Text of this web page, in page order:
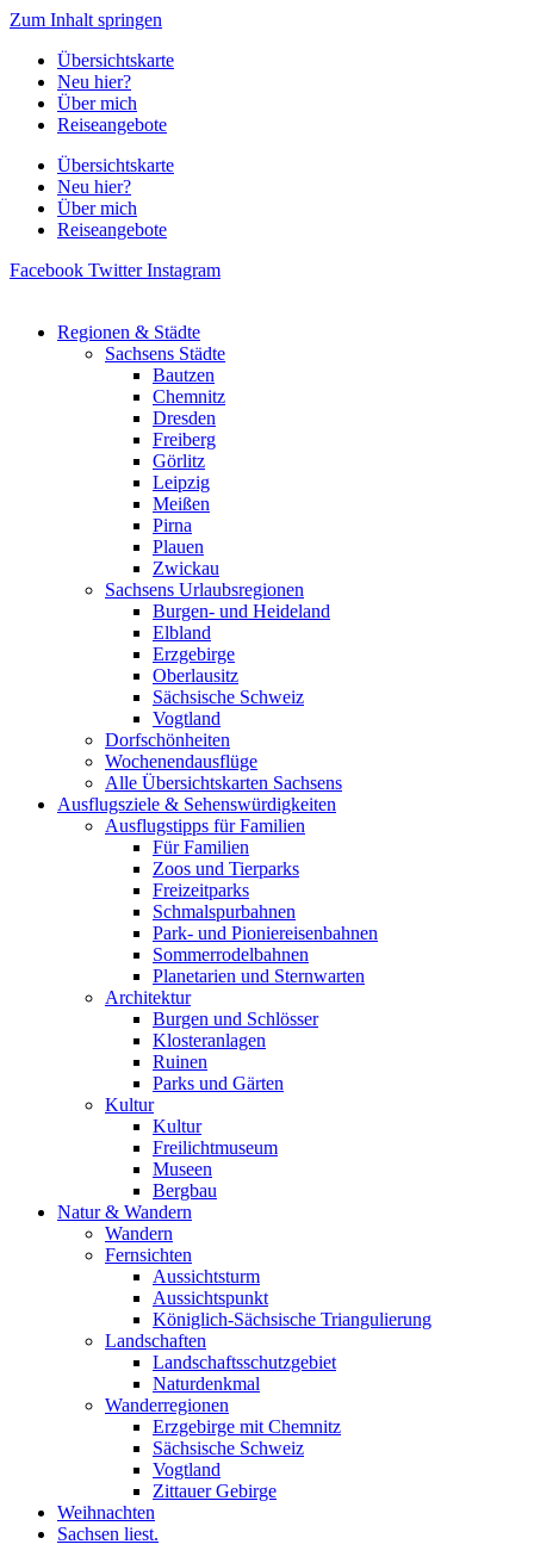
Zum Inhalt springen
Übersichtskarte
Neu hier?
Über mich
Reiseangebote
Übersichtskarte
Neu hier?
Über mich
Reiseangebote
Facebook Twitter Instagram
Regionen & Städte
Sachsens Städte
Bautzen
Chemnitz
Dresden
Freiberg
Görlitz
Leipzig
Meißen
Pirna
Plauen
Zwickau
Sachsens Urlaubsregionen
Burgen- und Heideland
Elbland
Erzgebirge
Oberlausitz
Sächsische Schweiz
Vogtland
Dorfschönheiten
Wochenendausflüge
Alle Übersichtskarten Sachsens
Ausflugsziele & Sehenswürdigkeiten
Ausflugstipps für Familien
Für Familien
Zoos und Tierparks
Freizeitparks
Schmalspurbahnen
Park- und Pioniereisenbahnen
Sommerrodelbahnen
Planetarien und Sternwarten
Architektur
Burgen und Schlösser
Klosteranlagen
Ruinen
Parks und Gärten
Kultur
Kultur
Freilichtmuseum
Museen
Bergbau
Natur & Wandern
Wandern
Fernsichten
Aussichtsturm
Aussichtspunkt
Königlich-Sächsische Triangulierung
Landschaften
Landschaftsschutzgebiet
Naturdenkmal
Wanderregionen
Erzgebirge mit Chemnitz
Sächsische Schweiz
Vogtland
Zittauer Gebirge
Weihnachten
Sachsen liest.